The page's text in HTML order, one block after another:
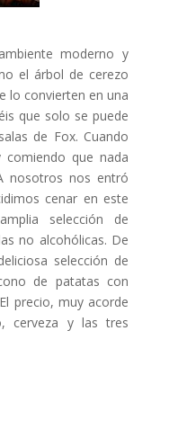
moderno y
el árbol de cerezo
lo convierten en una
que solo se puede
de Fox. Cuando
que nada
nosotros nos entró
cenar en este
selección de
no alcohólicas. De
selección de
de patatas con
precio, muy acorde
cerveza y las tres